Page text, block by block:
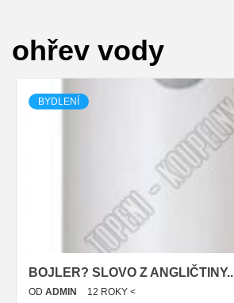
ohřev vody
BYDLENÍ
BOJLER? SLOVO Z ANGLIČTINY..
OD ADMIN 12 ROKY <